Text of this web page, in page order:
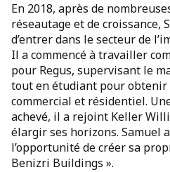
En 2018, après de
réseautage et de croissance,
d’entrer dans le secteur de
Il a commencé à travailler
pour Regus, supervisant le
tout en étudiant pour obtenir
commercial et résidentiel.
achevé, il a rejoint Keller
élargir ses horizons. Samuel
l’opportunité de créer sa
Benizri Buildings ».